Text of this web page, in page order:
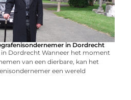
in Dordrecht
in Dordrecht Wanneer het moment
van een dierbare, kan het
een wereld